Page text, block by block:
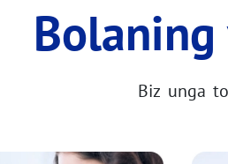
Biz unga